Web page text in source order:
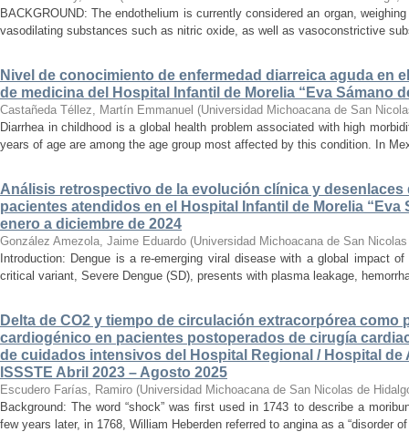
BACKGROUND: The endothelium is currently considered an organ,
vasodilating substances such as nitric oxide, as well as vasoconstrictive
Nivel de conocimiento de enfermedad diarreica aguda en
de medicina del Hospital Infantil de Morelia “Eva Sámano
Castañeda Téllez, Martín Emmanuel (Universidad Michoacana de San
Diarrhea in childhood is a global health problem associated with high
years of age are among the age group most affected by this condition. In
Análisis retrospectivo de la evolución clínica y desenlaces
pacientes atendidos en el Hospital Infantil de Morelia “Eva
enero a diciembre de 2024
González Amezola, Jaime Eduardo (Universidad Michoacana de San
Introduction: Dengue is a re-emerging viral disease with a global impact
critical variant, Severe Dengue (SD), presents with plasma leakage,
Delta de CO2 y tiempo de circulación extracorpórea como
cardiogénico en pacientes postoperados de cirugía
de cuidados intensivos del Hospital Regional / Hospital de
ISSSTE Abril 2023 – Agosto 2025
Escudero Farías, Ramiro (Universidad Michoacana de San Nicolas de
Background: The word “shock” was first used in 1743 to describe a
few years later, in 1768, William Heberden referred to angina as a “disorder